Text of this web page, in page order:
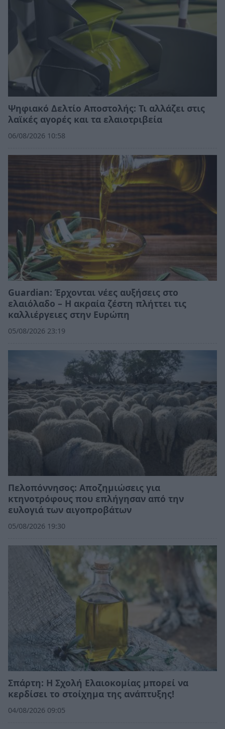
Ψηφιακό Δελτίο Αποστολής: Τι αλλάζει στις
λαϊκές αγορές και τα ελαιοτριβεία
06/08/2026 10:58
Guardian: Έρχονται νέες αυξήσεις στο
ελαιόλαδο – Η ακραία ζέστη πλήττει τις
καλλιέργειες στην Ευρώπη
05/08/2026 23:19
Πελοπόννησος: Αποζημιώσεις για
κτηνοτρόφους που επλήγησαν από την
ευλογιά των αιγοπροβάτων
05/08/2026 19:30
Σπάρτη: Η Σχολή Ελαιοκομίας μπορεί να
κερδίσει το στοίχημα της ανάπτυξης!
04/08/2026 09:05